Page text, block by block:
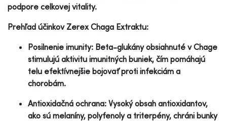
podpore celkovej vitality.
Prehľad účinkov Zerex Chaga Extraktu:
Posilnenie imunity: Beta-glukány obsiahnuté v Chage
stimulujú aktivitu imunitných buniek, čím pomáhajú
telu efektívnejšie bojovať proti infekciám a
chorobám.
Antioxidačná ochrana: Vysoký obsah antioxidantov,
ako sú melaníny, polyfenoly a triterpény, chráni bunky